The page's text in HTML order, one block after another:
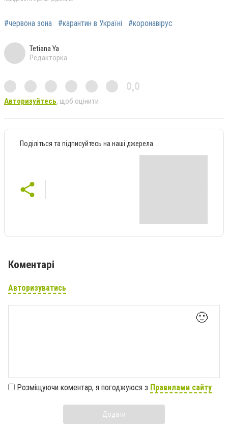
#червона зона #карантин в Україні #коронавірус
Tetiana Ya
Редакторка
0,0
Авторизуйтесь, щоб оцінити
Поділіться та підписуйтесь на наші джерела
Коментарі
Авторизуватись
🙂
Розміщуючи коментар, я погоджуюся з Правилами сайту
Додати